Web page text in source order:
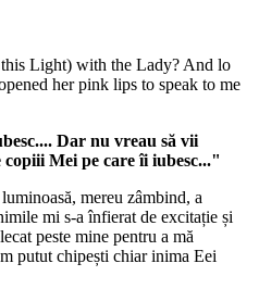
Light) with the Lady? And lo
her pink lips to speak to me
Dar nu vreau să vii
Mei pe care îi iubesc..."
mereu zâmbind, a
mi s-a înfierat de excitație și
peste mine pentru a mă
putut chipești chiar inima Eei